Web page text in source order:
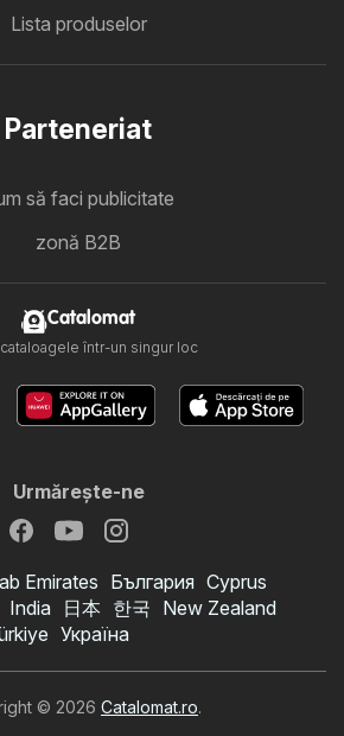
Lista produselor
Parteneriat
să faci publicitate
zonă B2B
Catalomat
într-un singur loc
Urmăreşte-ne
Emirates България Cyprus
India 日本 한국 New Zealand
Україна
© 2026 Catalomat.ro.